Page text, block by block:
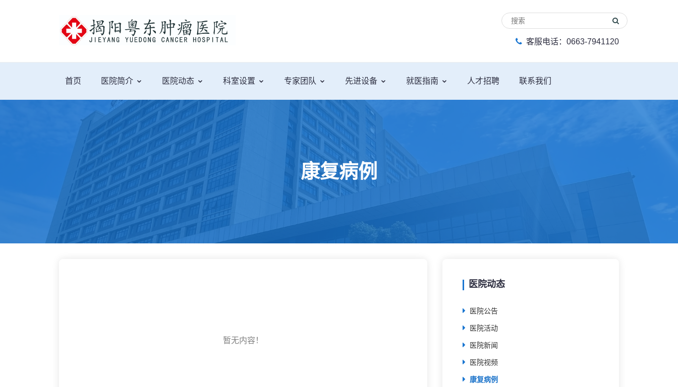
客服电话：0663-7941120
首页 医院简介 医院动态 科室设置 专家团队 先进设备 就医指南 人才招聘 联系我们
康复病例
暂无内容！
医院动态
医院公告
医院活动
医院新闻
医院视频
康复病例